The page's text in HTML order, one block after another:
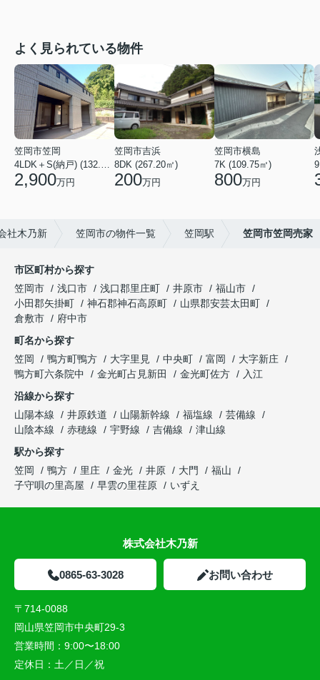
よく見られている物件
笠岡市笠岡
2,900万円
笠岡市吉浜
8DK (267.20㎡)
200万円
笠岡市横島
7K (109.75㎡)
800万円
社木乃新 笠岡市の物件一覧 笠岡駅 笠岡市笠岡売家
市区町村から探す
笠岡市
浅口市 浅口郡里庄町 井原市
福山市
小田郡矢掛町
神石郡神石高原町
山県郡安芸太田町
倉敷市
府中市
町名から探す
笠岡
鴨方町鴨方 大字里見 中央町 富岡
大字新庄
鴨方町六条院中
金光町占見新田 金光町佐方
入江
沿線から探す
山陽本線
井原鉄道 山陽新幹線 福塩線
芸備線
山陰本線
赤穂線 宇野線 吉備線
津山線
駅から探す
笠岡
鴨方 里庄 金光 井原 大門
福山
子守唄の里高屋
早雲の里荏原 いずえ
株式会社木乃新
0865-63-3028 お問い合わせ
〒714-0088
岡山県笠岡市中央町29-3
営業時間： 9:00〜18:00
定休日： 土／日／祝